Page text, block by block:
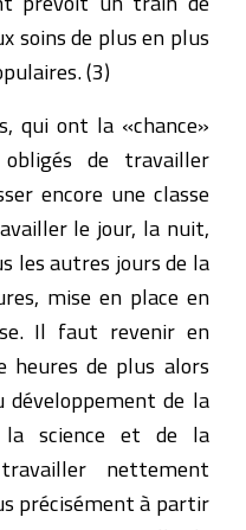
soins de plus en plus
(3)
qui ont la «chance»
de travailler
encore une classe
le jour, la nuit,
les autres jours de la
mise en place en
Il faut revenir en
de plus alors
développement de la
science et de la
nettement
précisément à partir